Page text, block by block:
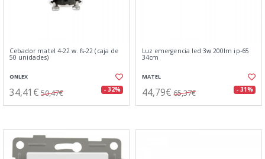
Cebador matel 4-22 w. fs-22 (caja de
50 unidades)
ONLEX
34,41€ 50,47€ - 32%
Luz emergencia led 3w 200lm ip-65
34cm
MATEL
44,79€ 65,37€ - 31%